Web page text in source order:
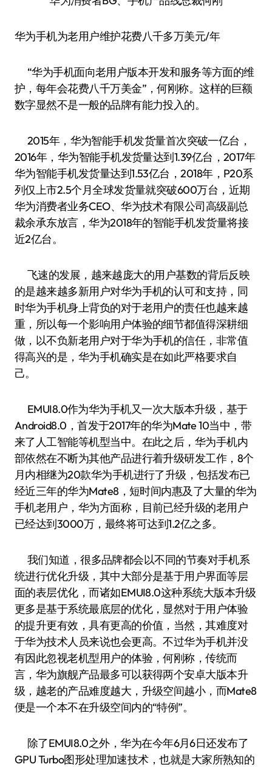
华为手机为老用户维护花费八千多万美元/年
“华为手机面向老用户版本开发和服务等方面的维
护，每年会花费八千万美金”，何刚称。这样的巨额
数字显然不是一般的品牌有能力投入的。
2015年，华为智能手机发货量首次突破一亿台，
2016年，华为智能手机发货量达到1.39亿台，2017年
华为智能手机发货量达到1.53亿台，2018年，P20系
列仅上市2.5个月全球发货量就突破600万台，近期
华为消费者业务CEO、华为技术有限公司高级副总
裁余承东放言，华为2018年的智能手机发货量将接
近2亿台。
飞速的发展，越来越庞大的用户基数的背后反映
的是越来越多新用户对华为手机的认可和支持，同
时华为手机身上背负的对于老用户的责任也越来越
重，所以每一个影响用户体验的细节都值得深耕细
做，以不负新老用户对于华为手机的信任，非常值
得高兴的是，华为手机确实是在如此严格要求自
己。
EMUI8.0作为华为手机又一次大版本升级，基于
Android8.0，首发于2017年的华为Mate 10当中，带
来了人工智能等机型当中。在此之后，华为手机内
部依然在不断为其他产品进行着升级研发工作，8个
月内相继为20款华为手机进行了升级，包括发布已
经近三年的华为Mate8，短时间内惠及了大量的华为
手机老用户，华为方面称，目前已经升级的老用户
已经达到3000万，最终将可达到1.2亿之多。
我们知道，很多品牌都会以不同的节奏对手机系
统进行优化升级，其中大部分是基于用户界面等层
面的表层优化，而诸如EMUI8.0这种系统大版本升级
更多是基于系统最底层的优化，显然对于用户体验
的提升更有效，具有更高的价值，当然，其难度对
于华为技术人员来说也会更高。不过华为手机并没
有因此忽视老机型用户的体验，何刚称，传统而
言，华为旗舰产品最多可以获得两个安卓大版本升
级，越老的产品难度越大，升级空间越小，而Mate8
便是一个本不在升级空间内的“特例”。
除了EMUI8.0之外，华为在今年6月6日还发布了
GPU Turbo图形处理加速技术，也就是大家所熟知的